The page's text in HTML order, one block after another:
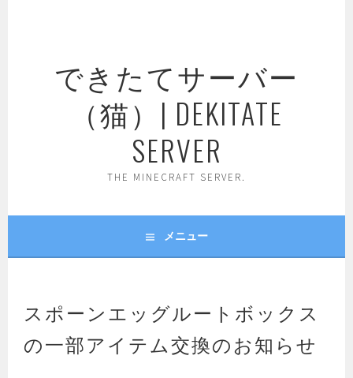
できたてサーバー
（猫）| DEKITATE
SERVER
THE MINECRAFT SERVER.
メニュー
スポーンエッグルートボックス
の一部アイテム交換のお知らせ